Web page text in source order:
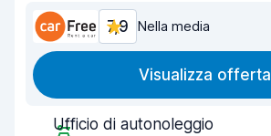
7,9 Nella media
Visualizza offerta
Ufficio di autonoleggio